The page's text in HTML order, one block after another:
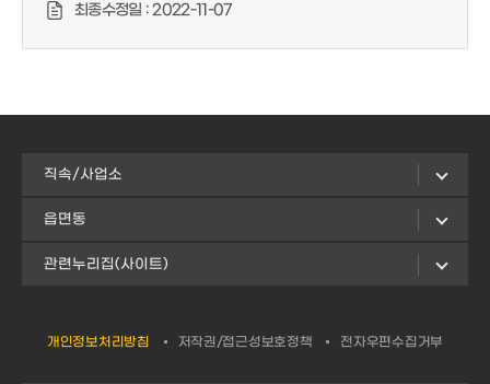
최종수정일 :2022-11-07
직속/사업소
읍면동
관련누리집(사이트)
개인정보처리방침 저작권/접근성보호정책 전자우편수집거부